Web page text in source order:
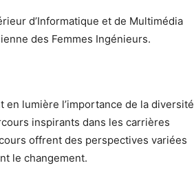
d’Informatique et de Multimédia
des Femmes Ingénieurs.
lumière l’importance de la diversité
inspirants dans les carrières
offrent des perspectives variées
le changement.